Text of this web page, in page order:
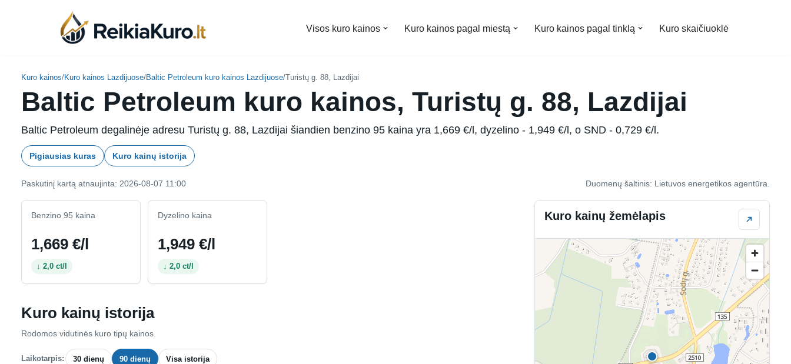
Visos kuro kainos Kuro kainos pagal miestą Kuro kainos pagal tinklą Kuro skaičiuoklė
Kuro kainos/Kuro kainos Lazdijuose/Baltic Petroleum kuro kainos Lazdijuose/Turistų g. 88, Lazdijai
Baltic Petroleum kuro kainos, Turistų g. 88, Lazdijai
Baltic Petroleum degalinėje adresu Turistų g. 88, Lazdijai šiandien benzino 95 kaina yra 1,669 €/l, dyzelino - 1,949 €/l, o SND - 0,729 €/l.
Pigiausias kuras Kuro kainų istorija
Paskutinį kartą atnaujinta: 2026-08-07 11:00 Duomenų šaltinis: Lietuvos energetikos agentūra.
Benzino 95 kaina
1,669 €/l
↓ 2,0 ct/l
Dyzelino kaina
1,949 €/l
↓ 2,0 ct/l
Kuro kainų istorija
Rodomos vidutinės kuro tipų kainos.
Laikotarpis: 30 dienų 90 dienų Visa istorija
Kuro kainų žemėlapis